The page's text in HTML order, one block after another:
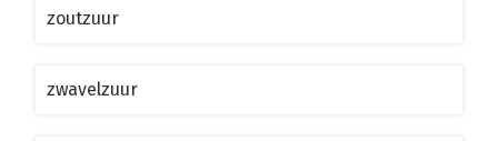
zoutzuur
zwavelzuur